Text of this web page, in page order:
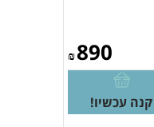
₪890
קנה עכשיו!